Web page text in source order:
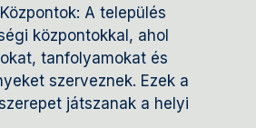
A település
központokkal, ahol
tanfolyamokat és
szerveznek. Ezek a
játszanak a helyi